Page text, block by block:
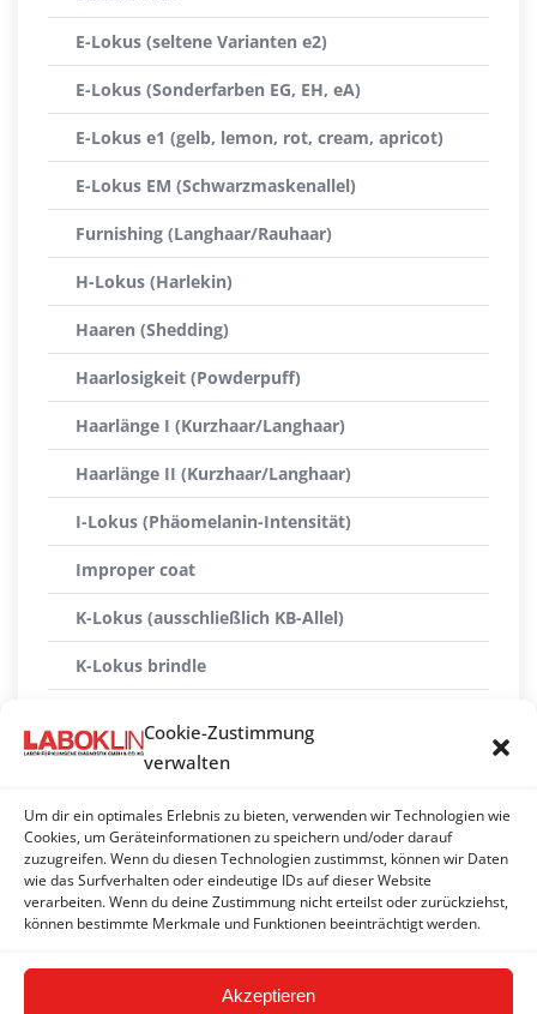
Cookie-Zustimmung
verwalten
Um dir ein optimales Erlebnis zu bieten, verwenden wir Technologien wie
Cookies, um Geräteinformationen zu speichern und/oder darauf
zuzugreifen. Wenn du diesen Technologien zustimmst, können wir Daten
wie das Surfverhalten oder eindeutige IDs auf dieser Website
verarbeiten. Wenn du deine Zustimmung nicht erteilst oder zurückziehst,
können bestimmte Merkmale und Funktionen beeinträchtigt werden.
Akzeptieren
E-Lokus (seltene Varianten e2)
E-Lokus (Sonderfarben EG, EH, eA)
E-Lokus e1 (gelb, lemon, rot, cream, apricot)
E-Lokus EM (Schwarzmaskenallel)
Furnishing (Langhaar/Rauhaar)
H-Lokus (Harlekin)
Haaren (Shedding)
Haarlosigkeit (Powderpuff)
Haarlänge I (Kurzhaar/Langhaar)
Haarlänge II (Kurzhaar/Langhaar)
I-Lokus (Phäomelanin-Intensität)
Improper coat
K-Lokus (ausschließlich KB-Allel)
K-Lokus brindle
m und Mosaike)
S-Lokus (Weißscheckung, Piebald)
Saddle-tan
Ticking (Tüpfelung, Stichelung, Schimmelung)